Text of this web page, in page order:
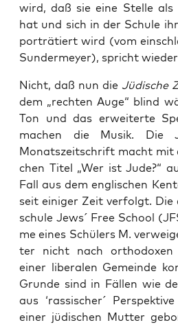
wird, daß sie eine Stel­le
hat und sich in der Schu­le
por­trä­tiert wird (vom
Sun­dermey­er), spricht
Nicht, daß nun die Jüdi­sche
dem „rech­ten Auge“ blind
Ton und das erwei­ter­te
machen die Musik. Die
Monats­zeit­schrift macht mit
chen Titel „Wer ist Jude?“
Fall aus dem eng­li­schen
seit eini­ger Zeit ver­folgt.
schu­le Jews´ Free School
me eines Schü­lers M.
ter nicht nach ortho­do­xen
einer libe­ra­len Gemein­de
Grun­de sind in Fäl­len wie
aus ‘ras­si­scher´
einer jüdi­schen Mut­ter